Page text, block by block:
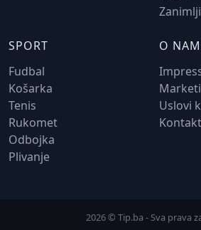
SPORT
Fudbal
Košarka
Tenis
Rukomet
Odbojka
Plivanje
O
Uslovi
Kontakt
2026 © Tip.ba - Sva prava